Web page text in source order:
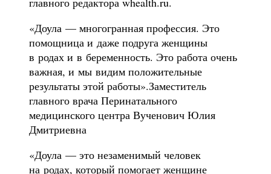
«Доула — многогранная профессия. Это
помощница и даже подруга женщины
в родах и в беременность. Это работа очень
важная, и мы видим положительные
результаты этой работы».Заместитель
главного врача Перинатального
медицинского центра Вученович Юлия
Дмитриевна
«Доула — это незаменимый человек
на родах, который помогает женщине